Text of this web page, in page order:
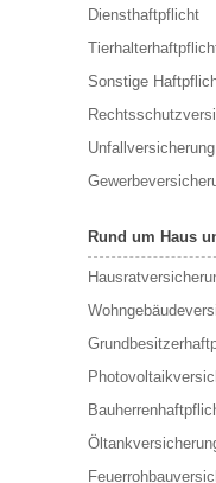
Diensthaftpflicht
Sonstige
Unfallversicherung
Rund um Haus